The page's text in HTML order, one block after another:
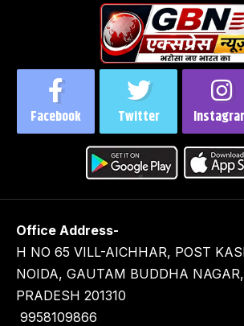
Office Address-
H NO 65 VILL-AICHHAR, POST
NOIDA, GAUTAM BUDDHA
PRADESH 201310
9958109866
Facebook Twitter